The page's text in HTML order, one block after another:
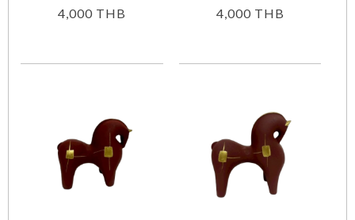
4,000 THB 4,000 THB